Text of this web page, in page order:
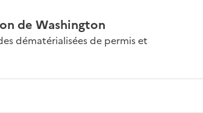
de Washington
dématérialisées de permis et